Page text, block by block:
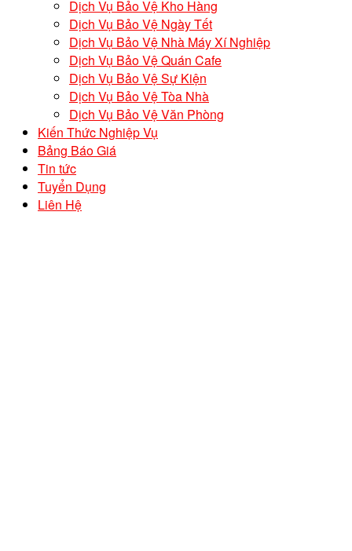
Dịch Vụ Bảo Vệ Kho Hàng
Dịch Vụ Bảo Vệ Ngày Tết
Dịch Vụ Bảo Vệ Nhà Máy Xí Nghiệp
Dịch Vụ Bảo Vệ Quán Cafe
Dịch Vụ Bảo Vệ Sự Kiện
Dịch Vụ Bảo Vệ Tòa Nhà
Dịch Vụ Bảo Vệ Văn Phòng
Kiến Thức Nghiệp Vụ
Bảng Báo Giá
Tin tức
Tuyển Dụng
Liên Hệ